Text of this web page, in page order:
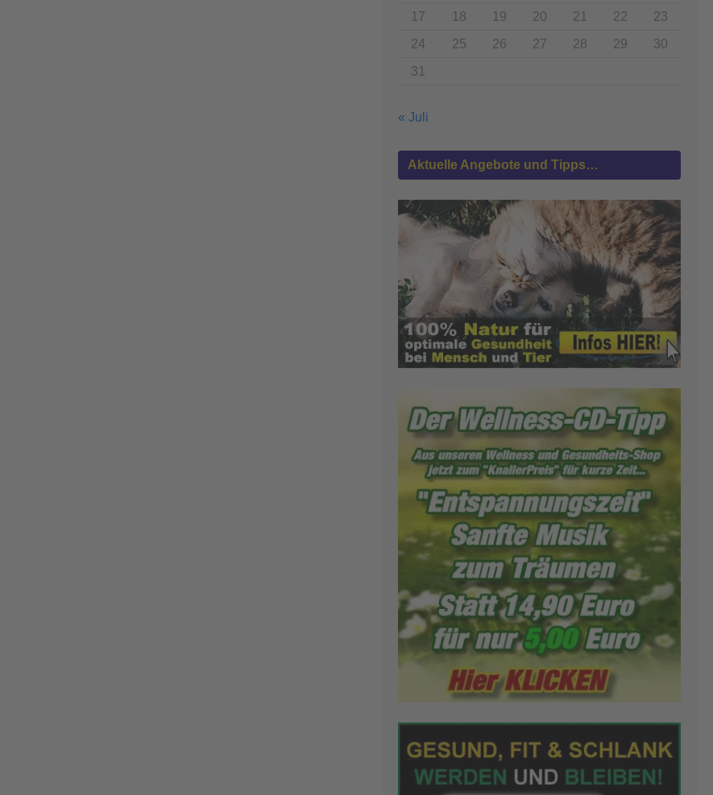
17
18 19 20 21 22
23
24
25 26 27 28 29
30
31
« Juli
Aktuelle Angebote und Tipps…